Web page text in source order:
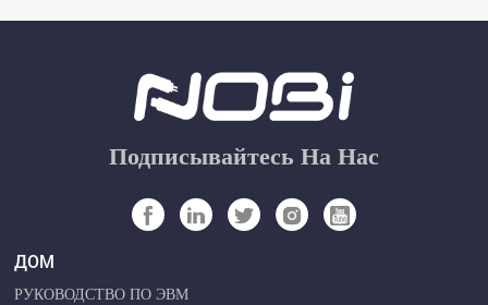
Подписывайтесь На Нас
ДОМ
РУКОВОДСТВО ПО ЭВМ